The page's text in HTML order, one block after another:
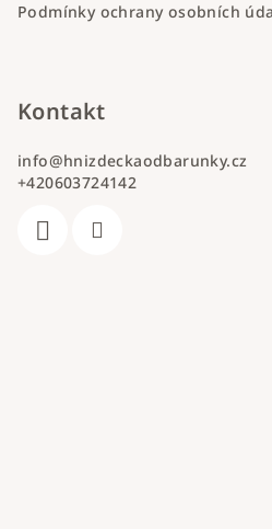
Podmínky ochrany osobních
Kontakt
info@hnizdeckaodbarunky.cz
+420603724142